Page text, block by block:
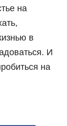
на
в
И
на